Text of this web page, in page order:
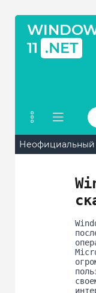
11 .NET
Неофициальный